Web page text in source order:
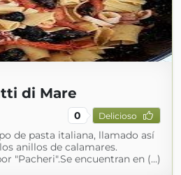
di Mare
0 Delicioso
de pasta italiana, llamado así
anillos de calamares.
"Pacheri".Se encuentran en (...)